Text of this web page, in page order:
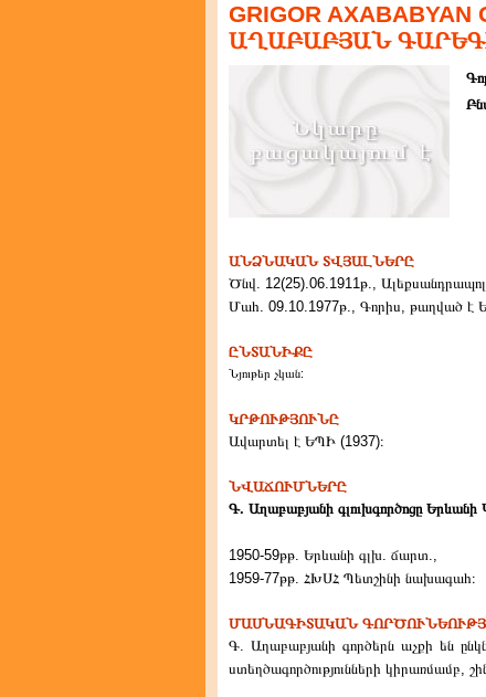
GRIGOR
ԱՂԱԲԱԲՅԱՆ
ԱՆՁՆԱԿԱՆ ՏՎՅԱԼՆԵՐԸ
Ծնվ. 12(25).06.1911թ., Ալեքսանդրապոլ
Մահ. 09.10.1977թ., Գորիս, թաղված է
ԸՆՏԱՆԻՔԸ
Նյութեր չկան:
ԿՐԹՈՒԹՅՈՒՆԸ
Ավարտել է ԵՊԻ (1937)։
ՆՎԱՃՈՒՄՆԵՐԸ
Գ. Աղաբաբյանի գլուխգործոցը Երևանի
1950-59թթ. Երևանի գլխ. ճարտ.,
1959-77թթ. ՀԽՍՀ Պետշինի նախագահ։
ՄԱՍՆԱԳԻՏԱԿԱՆ
Գ. Աղաբաբյանի գործերն աչքի են
ստեղծագործությունների կիրառմամբ,